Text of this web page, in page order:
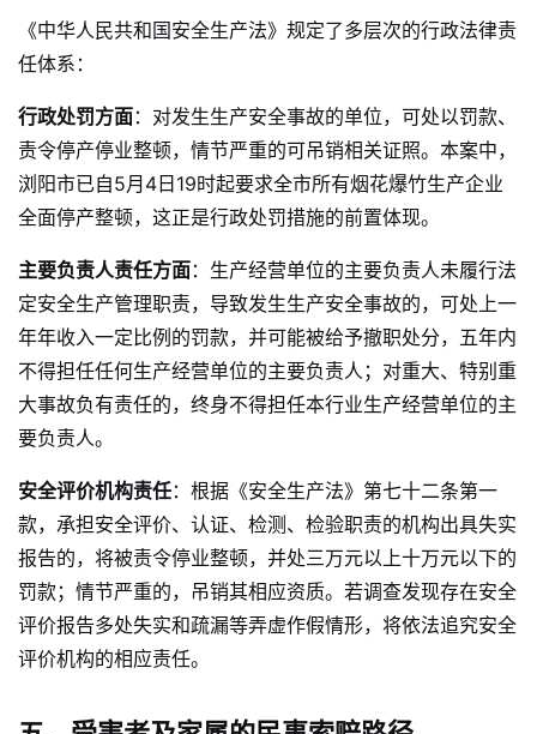
《中华人民共和国安全生产法》规定了多层次的行政法律责
任体系：
行政处罚方面：对发生生产安全事故的单位，可处以罚款、
责令停产停业整顿，情节严重的可吊销相关证照。本案中，
浏阳市已自5月4日19时起要求全市所有烟花爆竹生产企业
全面停产整顿，这正是行政处罚措施的前置体现。
主要负责人责任方面：生产经营单位的主要负责人未履行法
定安全生产管理职责，导致发生生产安全事故的，可处上一
年年收入一定比例的罚款，并可能被给予撤职处分，五年内
不得担任任何生产经营单位的主要负责人；对重大、特别重
大事故负有责任的，终身不得担任本行业生产经营单位的主
要负责人。
安全评价机构责任：根据《安全生产法》第七十二条第一
款，承担安全评价、认证、检测、检验职责的机构出具失实
报告的，将被责令停业整顿，并处三万元以上十万元以下的
罚款；情节严重的，吊销其相应资质。若调查发现存在安全
评价报告多处失实和疏漏等弄虚作假情形，将依法追究安全
评价机构的相应责任。